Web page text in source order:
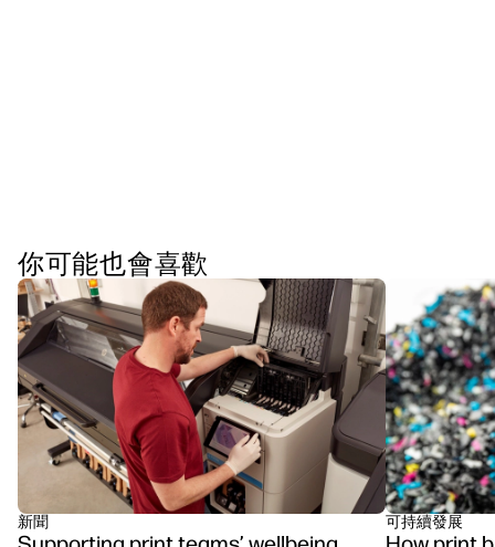
你可能也會喜歡
新聞 可持續發展